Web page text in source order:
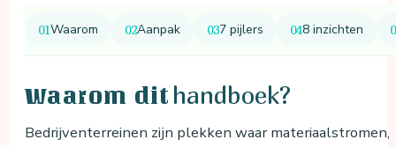
Waarom Aanpak 7 pijlers 8 inzichten
Waarom dit handboek?
Bedrijventerreinen zijn plekken waar materiaalstromen,